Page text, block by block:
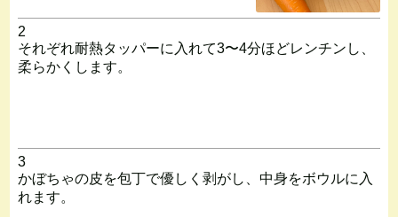
2
それぞれ耐熱タッパーに入れて3〜4分ほどレンチンし、
柔らかくします。
3
かぼちゃの皮を包丁で優しく剥がし、中身をボウルに入
れます。